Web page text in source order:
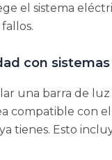
el sistema
con
una barra de luz
compatible con el
tienes. Esto